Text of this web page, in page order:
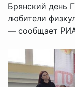
Брянский день
любители
— сообщает